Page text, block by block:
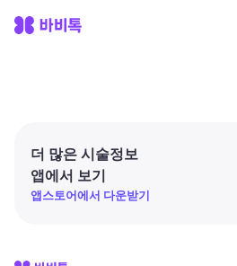
더 많은 시술정보
앱에서 보기
앱스토어에서 다운받기